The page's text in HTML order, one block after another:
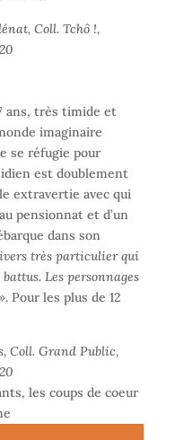
Coll. Tchô !,
ans, très timide et
imaginaire
se réfugie pour
est doublement
extravertie avec qui
pensionnat et d’un
dans son
très particulier qui
Les personnages
. Pour les plus de 12
Coll. Grand Public,